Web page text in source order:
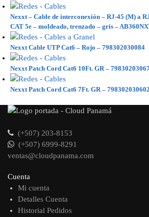
Nexxt – Cable de interconexión – RJ-45 (M) a
CAT 5e – moldeado, trenzado – gris –
Nexxt Cable UTP Cat6 – Rojo – 798302030084
Nexxt Patch Cord Cat6 10Ft. GR –
Nexxt Patch Cord Cat6 7Ft. GR – 798302030602
(+507) 203-8153
(+507) 6999-8291
ventas@cloudpanama.com
Cuenta
Mi cuenta
Detalles Cuenta
Historial Pedidos